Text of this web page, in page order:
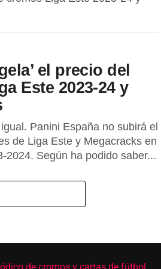
el precio del
Este 2023-24 y
Panini España no subirá el
de Liga Este y Megacracks en
2024. Según ha podido saber...